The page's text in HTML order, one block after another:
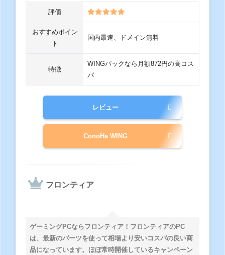
評価
おすすめポイン
ト
国内最速、ドメイン無料
特徴
WINGパックなら月額872円の高コス
パ
レビュー
ConoHa WING
フロンティア
ゲーミングPCならフロンティア！フロンティアのPC
は、最新のパーツを使って相場より安いコスパの良い商
品になっています。ほぼ常時開催しているキャンペーン